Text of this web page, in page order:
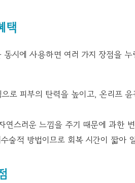
택
시에 사용하면 여러 가지 장점을
로 피부의 탄력을 높이고, 온리프
연스러운 느낌을 주기 때문에 과한
술적 방법이므로 회복 시간이 짧아